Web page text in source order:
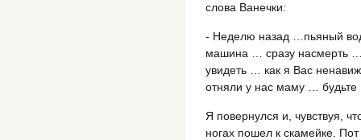
слова Ванечки:
- Неделю назад …пьяный
машина … сразу насмерть …
увидеть … как я Вас
отняли у нас маму …
Я повернулся и, чувствуя,
ногах пошел к скамейке.